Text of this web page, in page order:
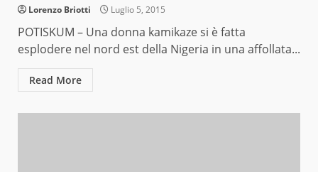
Lorenzo Briotti Luglio 5, 2015
POTISKUM – Una donna kamikaze si è fatta
esplodere nel nord est della Nigeria in una affollata...
Read More